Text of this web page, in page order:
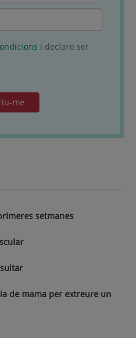
i declaro ser
me
setmanes
de mama per extreure un